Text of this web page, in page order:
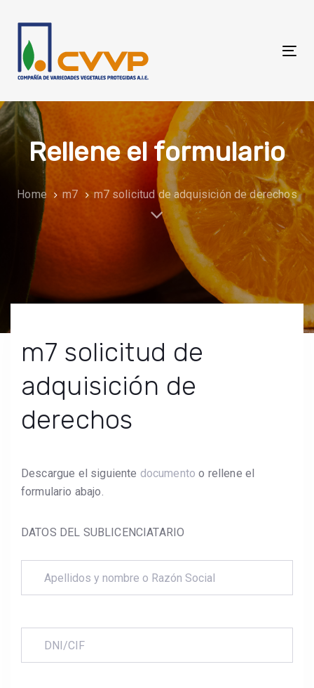
links
primary
navigation
Skip
to
content
Rellene el formulario
Home m7 m7 solicitud de adquisición de derechos
m7 solicitud de
adquisición de
derechos
Descargue el siguiente documento o rellene el
formulario abajo.
DATOS DEL SUBLICENCIATARIO